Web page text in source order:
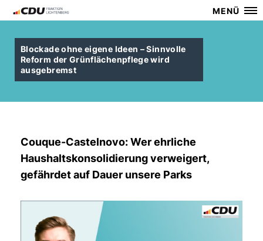
MENÜ
Blockade ohne eigene Ideen – Sinnvolle
Reform der Grünflächenpflege wird
ausgebremst
Couque-Castelnovo: Wer ehrliche
Haushaltskonsolidierung verweigert,
gefährdet auf Dauer unsere Parks